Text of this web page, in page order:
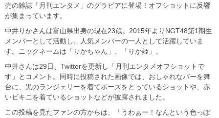
売の雑誌「月刊エンタメ」のグラビアに登場！オフショットに反響
が集まっています。
中井りかさんは富山県出身の現在23歳。2015年よりNGT48第1期生
メンバーとして活動し、人気メンバーの一人として活躍していま
す。ニックネームは「りかちゃん」、「りか姫」。
中井さんは29日、Twitterを更新し「月刊エンタメオフショットで
す」とコメント。同時に投稿された画像では、おしゃれなバーを舞
台に、黒のランジェリーを着てポーズをとっているショットや、赤
いビキニを着ているショットなどが披露されました。
この投稿を見たファンの方からは、「うわぁー！なんという色っぽ